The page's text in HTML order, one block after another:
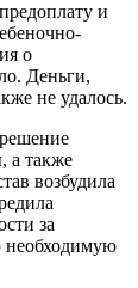
и
о
Деньги,
не удалось.
а также
возбудила
за
необходимую